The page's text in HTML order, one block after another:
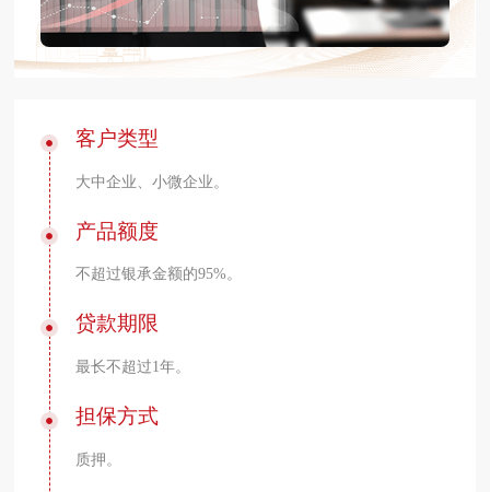
客户类型
大中企业、小微企业。
产品额度
不超过银承金额的95%。
贷款期限
最长不超过1年。
担保方式
质押。